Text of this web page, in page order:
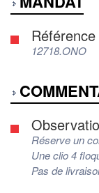
12718.ONO
Réserve un
Une clio 4
Pas de